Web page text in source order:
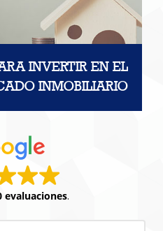
INVERTIR EN EL
INMOBILIARIO
evaluaciones.